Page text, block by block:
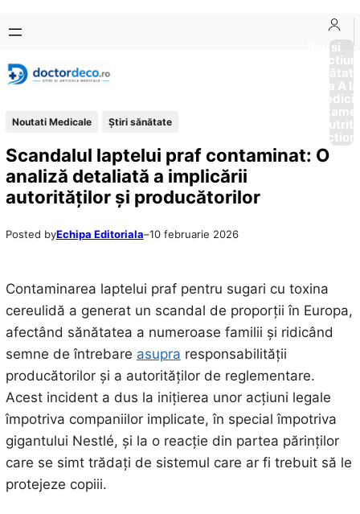
conținut
content
Boli si
Afectiuni
Sănătate
de la A
Noutati Medicale Ştiri sănătate
Scandalul laptelui praf contaminat: O
analiză detaliată a implicării
autorităților și producătorilor
Posted byEchipa Editoriala–10 februarie 2026
Contaminarea laptelui praf pentru sugari cu toxina
cereulidă a generat un scandal de proporții în Europa,
afectând sănătatea a numeroase familii și ridicând
semne de întrebare asupra responsabilității
producătorilor și a autorităților de reglementare.
Acest incident a dus la inițierea unor acțiuni legale
împotriva companiilor implicate, în special împotriva
gigantului Nestlé, și la o reacție din partea părinților
care se simt trădați de sistemul care ar fi trebuit să le
protejeze copiii.